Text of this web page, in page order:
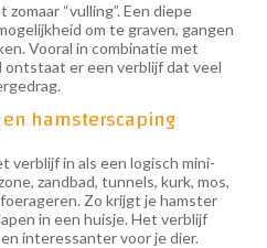
“vulling”. Een diepe
om te graven, gangen
Vooral in combinatie met
ontstaat er een verblijf dat veel
hamsterscaping
verblijf in als een logisch mini-
zandbad, tunnels, kurk, mos,
Zo krijgt je hamster
in een huisje. Het verblijf
interessanter voor je dier.